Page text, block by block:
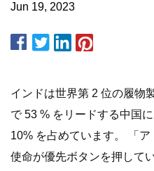
Jun 19, 2023
インドは世界第 2 位の履物
で 53 % をリードする中国
10% を占めています。 「
使命が優先ボタンを押して